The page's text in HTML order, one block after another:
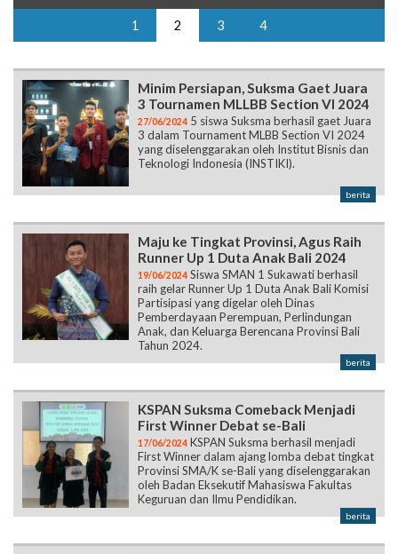
1 2 3 4
Minim Persiapan, Suksma Gaet Juara
3 Tournamen MLLBB Section VI 2024
27/06/2024 5 siswa Suksma berhasil gaet Juara
3 dalam Tournament MLBB Section VI 2024
yang diselenggarakan oleh Institut Bisnis dan
Teknologi Indonesia (INSTIKI).
berita
Maju ke Tingkat Provinsi, Agus Raih
Runner Up 1 Duta Anak Bali 2024
19/06/2024 Siswa SMAN 1 Sukawati berhasil
raih gelar Runner Up 1 Duta Anak Bali Komisi
Partisipasi yang digelar oleh Dinas
Pemberdayaan Perempuan, Perlindungan
Anak, dan Keluarga Berencana Provinsi Bali
Tahun 2024.
berita
KSPAN Suksma Comeback Menjadi
First Winner Debat se-Bali
17/06/2024 KSPAN Suksma berhasil menjadi
First Winner dalam ajang lomba debat tingkat
Provinsi SMA/K se-Bali yang diselenggarakan
oleh Badan Eksekutif Mahasiswa Fakultas
Keguruan dan Ilmu Pendidikan.
berita